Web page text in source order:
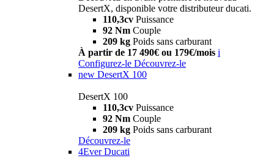
DesertX, disponible votre distributeur ducati.
110,3cv Puissance
92 Nm Couple
209 kg Poids sans carburant
À partir de 17 490€ ou 179€/mois i
Configurez-le Découvrez-le
new DesertX 100
DesertX 100
110,3cv Puissance
92 Nm Couple
209 kg Poids sans carburant
Découvrez-le
4Ever Ducati